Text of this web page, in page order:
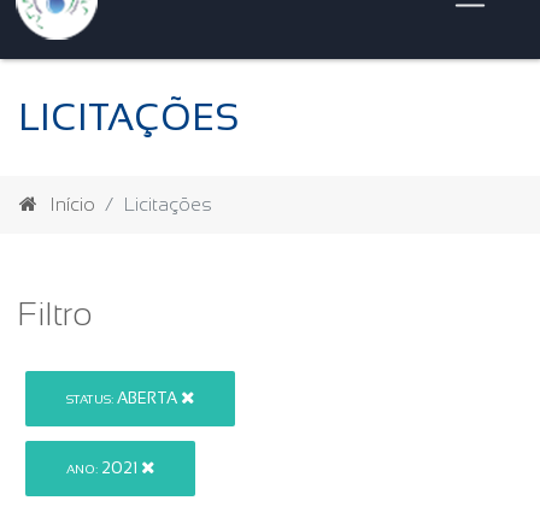
LICITAÇÕES
Início Licitações
Filtro
STATUS: ABERTA
ANO: 2021